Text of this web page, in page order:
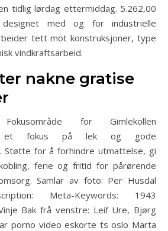
tidlig lørdag ettermiddag. 5.262,00
med og for industrielle
tett mot konstruksjoner, type
vindkraftsarbeid.
nakne gratise
Fokusområde for Gimlekollen
et fokus på lek og gode
Støtte for å forhindre utmattelse, gi
ferie og fritid for pårørende
Samlar av foto: Per Husdal
Meta-Keywords: 1943
Bak frå venstre: Leif Ure, Bjørg
porno video eskorte ts oslo Marta